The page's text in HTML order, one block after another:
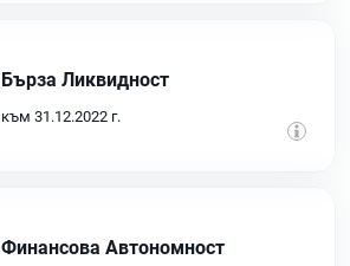
Бърза Ликвидност
към 31.12.2022 г.
Финансова Автономност